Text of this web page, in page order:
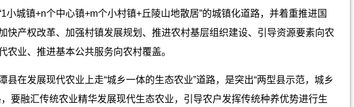
小城镇+n个中心镇+m个小村镇+丘陵山地散居”的城镇化道路，并着重推进国
快产权改革、加强村镇发展规划、推进农村基层组织建设、引导资源要素向农
农业、推进基本公共服务向农村覆盖。
在发展现代农业上走“城乡一体的生态农业”道路，是突出“两型县示范，城乡
要融汇传统农业精华发展现代生态农业，引导农户发挥传统种养优势进行生